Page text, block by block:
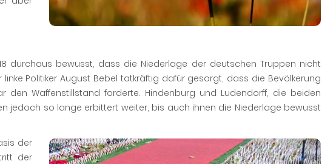
durchaus bewusst, dass die Niederlage der deutschen Truppen nicht
Politiker August Bebel tatkräftig dafür gesorgt, dass die Bevölkerung
Waffenstillstand forderte. Hindenburg und Ludendorff, die beiden
jedoch so lange erbittert weiter, bis auch ihnen die Niederlage bewusst
der
der